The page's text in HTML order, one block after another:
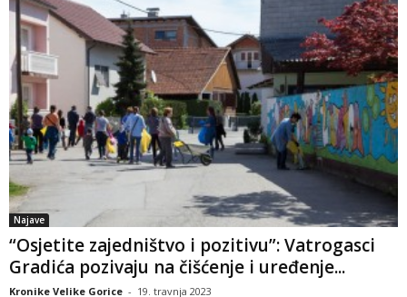
Najave
“Osjetite zajedništvo i pozitivu”: Vatrogasci
Gradića pozivaju na čišćenje i uređenje...
Kronike Velike Gorice - 19. travnja 2023